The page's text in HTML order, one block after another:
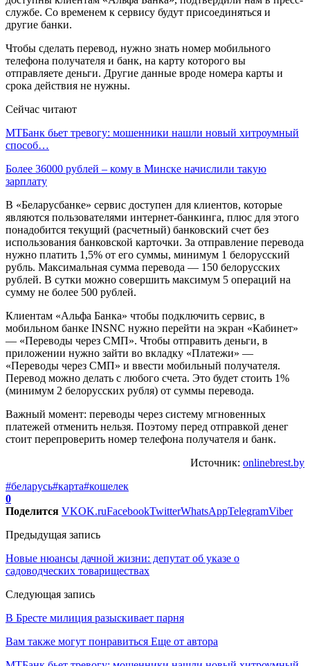
службе. Со временем к сервису будут присоединяться и
другие банки.
Чтобы сделать перевод, нужно знать номер мобильного
телефона получателя и банк, на карту которого вы
отправляете деньги. Другие данные вроде номера карты и
срока действия не нужны.
Сейчас читают
МТБанк бьет тревогу: мошенники нашли новый хитроумный
способ…
Более 36000 рублей – кому в Минске начислили такую
зарплату
В «Беларусбанке» сервис доступен для клиентов, которые
являются пользователями интернет-банкинга, плюс для этого
понадобится текущий (расчетный) банковский счет без
использования банковской карточки. За отправление перевода
нужно платить 1,5% от его суммы, минимум 1 белорусский
рубль. Максимальная сумма перевода — 150 белорусских
рублей. В сутки можно совершить максимум 5 операций на
сумму не более 500 рублей.
Клиентам «Альфа Банка» чтобы подключить сервис, в
мобильном банке INSNC нужно перейти на экран «Кабинет»
— «Переводы через СМП». Чтобы отправить деньги, в
приложении нужно зайти во вкладку «Платежи» —
«Переводы через СМП» и ввести мобильный получателя.
Перевод можно делать с любого счета. Это будет стоить 1%
(минимум 2 белорусских рубля) от суммы перевода.
Важный момент: переводы через систему мгновенных
платежей отменить нельзя. Поэтому перед отправкой денег
стоит перепроверить номер телефона получателя и банк.
Источник: onlinebrest.by
#беларусь#карта#кошелек
0
Поделится VKOK.ruFacebookTwitterWhatsAppTelegramViber
Предыдущая запись
Новые нюансы дачной жизни: депутат об указе о
садоводческих товариществах
Следующая запись
В Бресте милиция разыскивает парня
Вам также могут понравиться Еще от автора